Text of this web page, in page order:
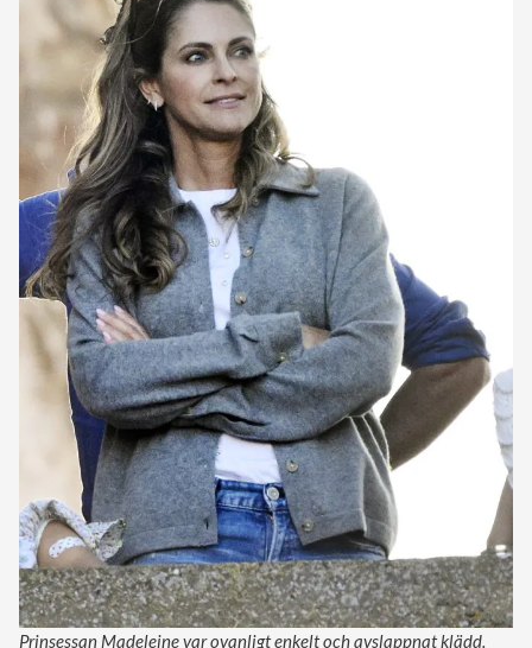
Prinsessan Madeleine var ovanligt enkelt och avslappnat klädd.